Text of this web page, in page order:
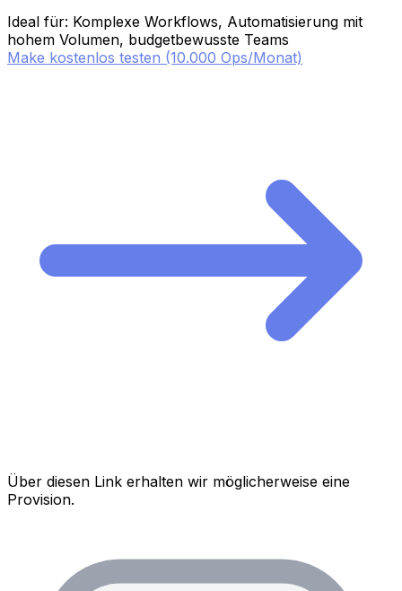
Ideal für: Komplexe Workflows, Automatisierung mit
hohem Volumen, budgetbewusste Teams
Make kostenlos testen (10.000 Ops/Monat)
Über diesen Link erhalten wir möglicherweise eine
Provision.